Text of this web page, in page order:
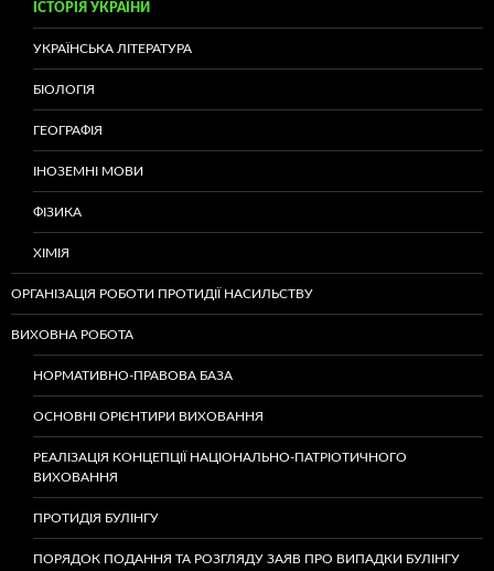
ІСТОРІЯ УКРАЇНИ
УКРАЇНСЬКА ЛІТЕРАТУРА
БІОЛОГІЯ
ГЕОГРАФІЯ
ІНОЗЕМНІ МОВИ
ФІЗИКА
ХІМІЯ
ОРГАНІЗАЦІЯ РОБОТИ ПРОТИДІЇ НАСИЛЬСТВУ
ВИХОВНА РОБОТА
НОРМАТИВНО-ПРАВОВА БАЗА
ОСНОВНІ ОРІЄНТИРИ ВИХОВАННЯ
РЕАЛІЗАЦІЯ КОНЦЕПЦІЇ НАЦІОНАЛЬНО-ПАТРІОТИЧНОГО
ВИХОВАННЯ
ПРОТИДІЯ БУЛІНГУ
ПОРЯДОК ПОДАННЯ ТА РОЗГЛЯДУ ЗАЯВ ПРО ВИПАДКИ БУЛІНГУ